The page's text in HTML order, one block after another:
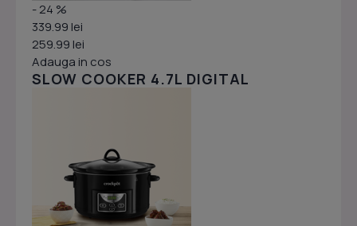
- 24 %
339.99 lei
259.99 lei
Adauga in cos
SLOW COOKER 4.7L DIGITAL